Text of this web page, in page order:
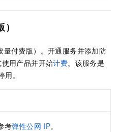
量付费版）。开通服务并添加防
用产品并开始计费。该服务是
用。
考弹性公网 IP。